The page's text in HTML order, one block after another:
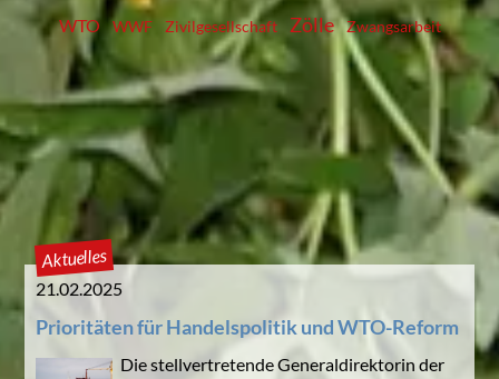
WTO WWF Zivilgesellschaft Zölle Zwangsarbeit
Aktuelles
21.02.2025
Prioritäten für Handelspolitik und WTO-Reform
Die stellvertretende Generaldirektorin der